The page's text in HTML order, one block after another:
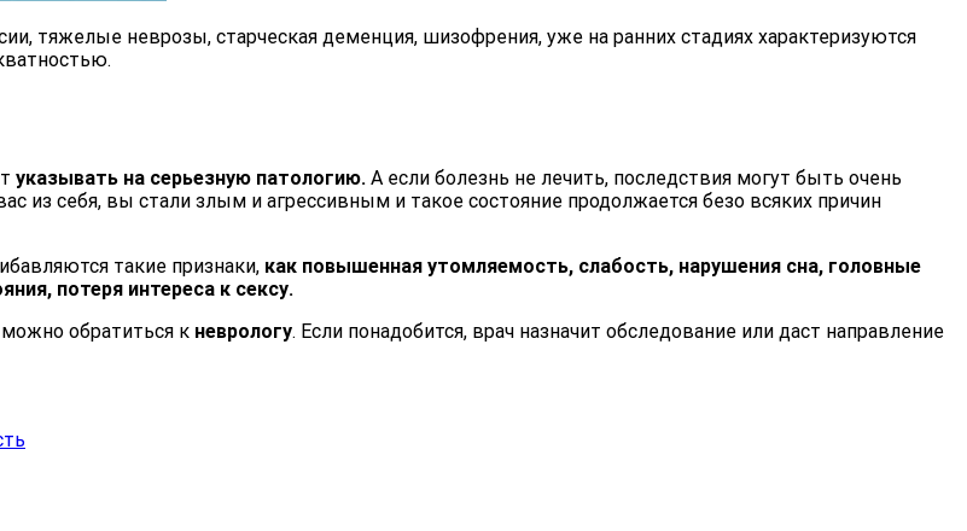
тяжелые неврозы, старческая деменция, шизофрения, уже на ранних стадиях характеризуются
указывать на серьезную патологию. А если болезнь не лечить, последствия могут быть очень
себя, вы стали злым и агрессивным и такое состояние продолжается безо всяких причин
такие признаки, как повышенная утомляемость, слабость, нарушения сна, головные
потеря интереса к сексу.
обратиться к неврологу. Если понадобится, врач назначит обследование или даст направление